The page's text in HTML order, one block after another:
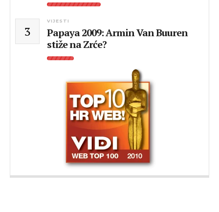
3
VIJESTI
Papaya 2009: Armin Van Buuren
stiže na Zrće?